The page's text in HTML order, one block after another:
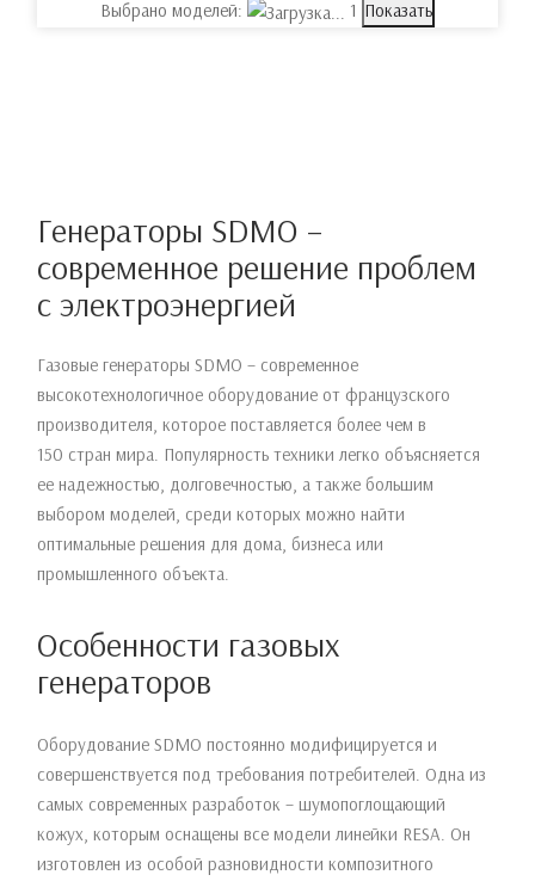
Выбрано моделей: 1 Показать
Генераторы SDMO –
современное решение проблем
с электроэнергией
Газовые генераторы SDMO – современное
высокотехнологичное оборудование от французского
производителя, которое поставляется более чем в
150 стран мира. Популярность техники легко объясняется
ее надежностью, долговечностью, а также большим
выбором моделей, среди которых можно найти
оптимальные решения для дома, бизнеса или
промышленного объекта.
Особенности газовых
генераторов
Оборудование SDMO постоянно модифицируется и
совершенствуется под требования потребителей. Одна из
самых современных разработок – шумопоглощающий
кожух, которым оснащены все модели линейки RESA. Он
изготовлен из особой разновидности композитного